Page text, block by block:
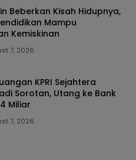
Beberkan Kisah Hidupnya,
Mampu
Kemiskinan
7, 2026
KPRI Sejahtera
Sorotan, Utang ke Bank
Miliar
7, 2026